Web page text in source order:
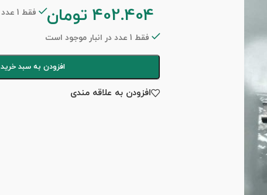
402.404 تومان فقط 1 عدد در انبار موجود است
فقط 1 عدد در انبار موجود است
افزودن به سبد خرید
افزودن به علاقه مندی